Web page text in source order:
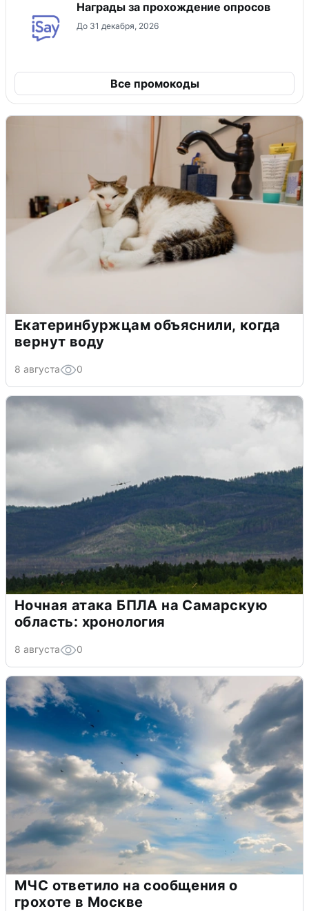
Награды за прохождение опросов
До 31 декабря, 2026
Все промокоды
Екатеринбуржцам объяснили, когда
вернут воду
8 августа 0
Ночная атака БПЛА на Самарскую
область: хронология
8 августа 0
МЧС ответило на сообщения о
грохоте в Москве